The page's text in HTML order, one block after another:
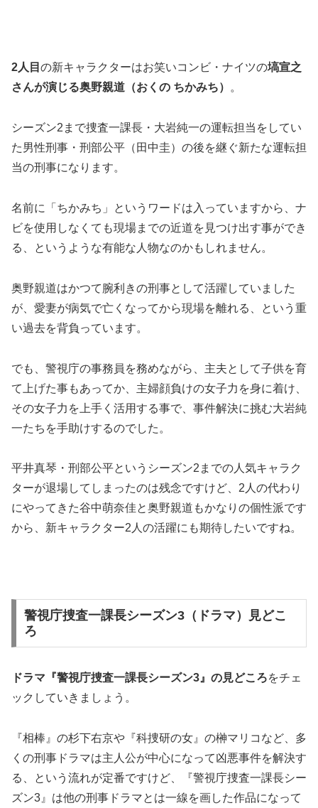
2人目 の新キャラクターはお笑いコンビ・ナイツの塙宣之
さんが演じる奥野親道（おくの ちかみち）
。
シーズン2まで捜査一課長・大岩純一の運転担当をしてい
た男性刑事・刑部公平（田中圭）の後を継ぐ新たな運転担
当の刑事になります。
名前に「ちかみち」というワードは入っていますから、ナ
ビを使用しなくても現場までの近道を見つけ出す事ができ
る、というような有能な人物なのかもしれません。
奥野親道はかつて腕利きの刑事として活躍していました
が、愛妻が病気で亡くなってから現場を離れる、という重
い過去を背負っています。
でも、警視庁の事務員を務めながら、主夫として子供を育
て上げた事もあってか、主婦顔負けの女子力を身に着け、
その女子力を上手く活用する事で、事件解決に挑む大岩純
一たちを手助けするのでした。
平井真琴・刑部公平というシーズン2までの人気キャラク
ターが退場してしまったのは残念ですけど、2人の代わり
にやってきた谷中萌奈佳と奥野親道もかなりの個性派です
から、新キャラクター2人の活躍にも期待したいですね。
警視庁捜査一課長シーズン3（ドラマ）見どこ
ろ
ドラマ『警視庁捜査一課長シーズン3』の見どころをチェ
ックしていきましょう。
『相棒』の杉下右京や『科捜研の女』の榊マリコなど、多
くの刑事ドラマは主人公が中心になって凶悪事件を解決す
る、という流れが定番ですけど、『警視庁捜査一課長シー
ズン3』は他の刑事ドラマとは一線を画した作品になって